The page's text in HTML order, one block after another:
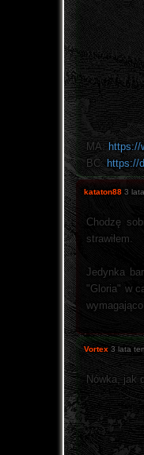
MA: https://
BC: https://
kataton88 3
Chodzę
strawiłem.
Jedynka
"Gloria" w
Vortex 3 lata
Nówka, jak